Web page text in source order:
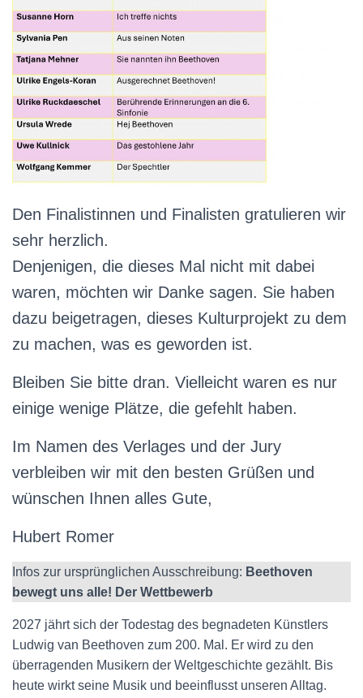
Den Finalistinnen und Finalisten gratulieren wir
sehr herzlich.
Denjenigen, die dieses Mal nicht mit dabei
waren, möchten wir Danke sagen. Sie haben
dazu beigetragen, dieses Kulturprojekt zu dem
zu machen, was es geworden ist.
Bleiben Sie bitte dran. Vielleicht waren es nur
einige wenige Plätze, die gefehlt haben.
Im Namen des Verlages und der Jury
verbleiben wir mit den besten Grüßen und
wünschen Ihnen alles Gute,
Hubert Romer
Infos zur ursprünglichen Ausschreibung: Beethoven
bewegt uns alle! Der Wettbewerb
2027 jährt sich der Todestag des begnadeten Künstlers
Ludwig van Beethoven zum 200. Mal. Er wird zu den
überragenden Musikern der Weltgeschichte gezählt. Bis
heute wirkt seine Musik und beeinflusst unseren Alltag.